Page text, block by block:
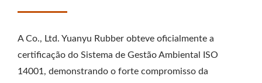
A Co., Ltd. Yuanyu Rubber obteve oficialmente a
certificação do Sistema de Gestão Ambiental ISO
14001, demonstrando o forte compromisso da